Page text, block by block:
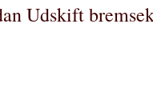
Udskift